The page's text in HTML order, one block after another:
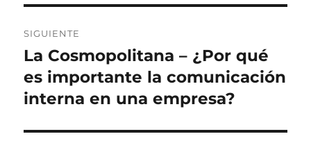
SIGUIENTE
Siguiente
entrada:
La Cosmopolitana – ¿Por qué
es importante la comunicación
interna en una empresa?